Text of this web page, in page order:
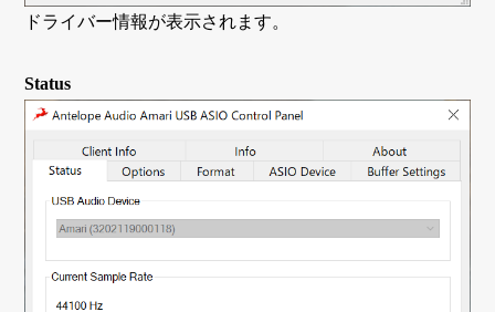
ドライバー情報が表示されます。
Status